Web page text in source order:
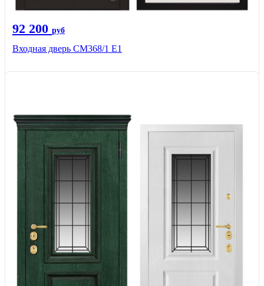
92 200 руб
Входная дверь СМ368/1 Е1